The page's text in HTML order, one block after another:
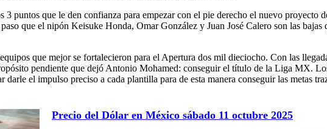
3 puntos que le den confianza para empezar con el pie derecho el nuevo
que el nipón Keisuke Honda, Omar González y Juan José Calero son las
que mejor se fortalecieron para el Apertura dos mil dieciocho. Con las
pendiente que dejó Antonio Mohamed: conseguir el título de la Liga MX.
darle el impulso preciso a cada plantilla para de esta manera conseguir las metas
Precio del Dólar en México sábado 11 octubre 2025